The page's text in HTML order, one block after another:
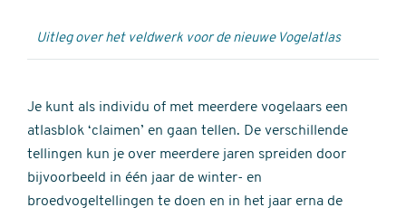
Uitleg over het veldwerk voor de nieuwe Vogelatlas
Je kunt als individu of met meerdere vogelaars een
atlasblok ‘claimen’ en gaan tellen. De verschillende
tellingen kun je over meerdere jaren spreiden door
bijvoorbeeld in één jaar de winter- en
broedvogeltellingen te doen en in het jaar erna de